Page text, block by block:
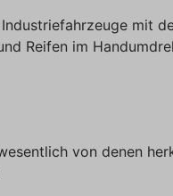
mit
Reifen im
von denen